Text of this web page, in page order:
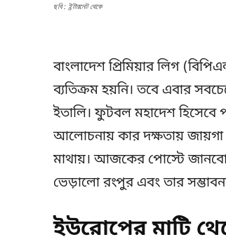
ছবি : ইন্টারনেট থেকে
বাংলাদেশ প্রিমিয়ার লিগ
ব্যতিক্রম হয়নি। তবে এবার
ইতালি। ফুটবল মহাদেশ হিসেবে
আলোচনায় কার দক্ষতায় জায়গা
মাথায়। আজকের পোস্টে জানবো
ভেড়ালো রংপুর এবং তার
ইউরোপের মাটি